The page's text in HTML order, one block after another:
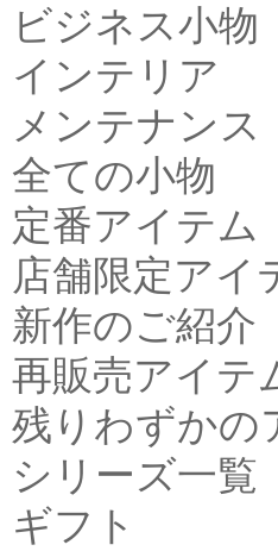
ビジネス小物
インテリア
メンテナンス
全ての小物
定番アイテム
店舗限定アイ
新作のご紹介
再販売アイテ
残りわずかの
シリーズ一覧
ギフト